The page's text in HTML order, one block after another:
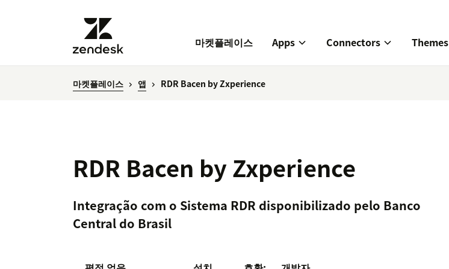
마켓플레이스 Apps Connectors Themes
마켓플레이스 앱 RDR Bacen by Zxperience
RDR Bacen by Zxperience
Integração com o Sistema RDR disponibilizado pelo Banco
Central do Brasil